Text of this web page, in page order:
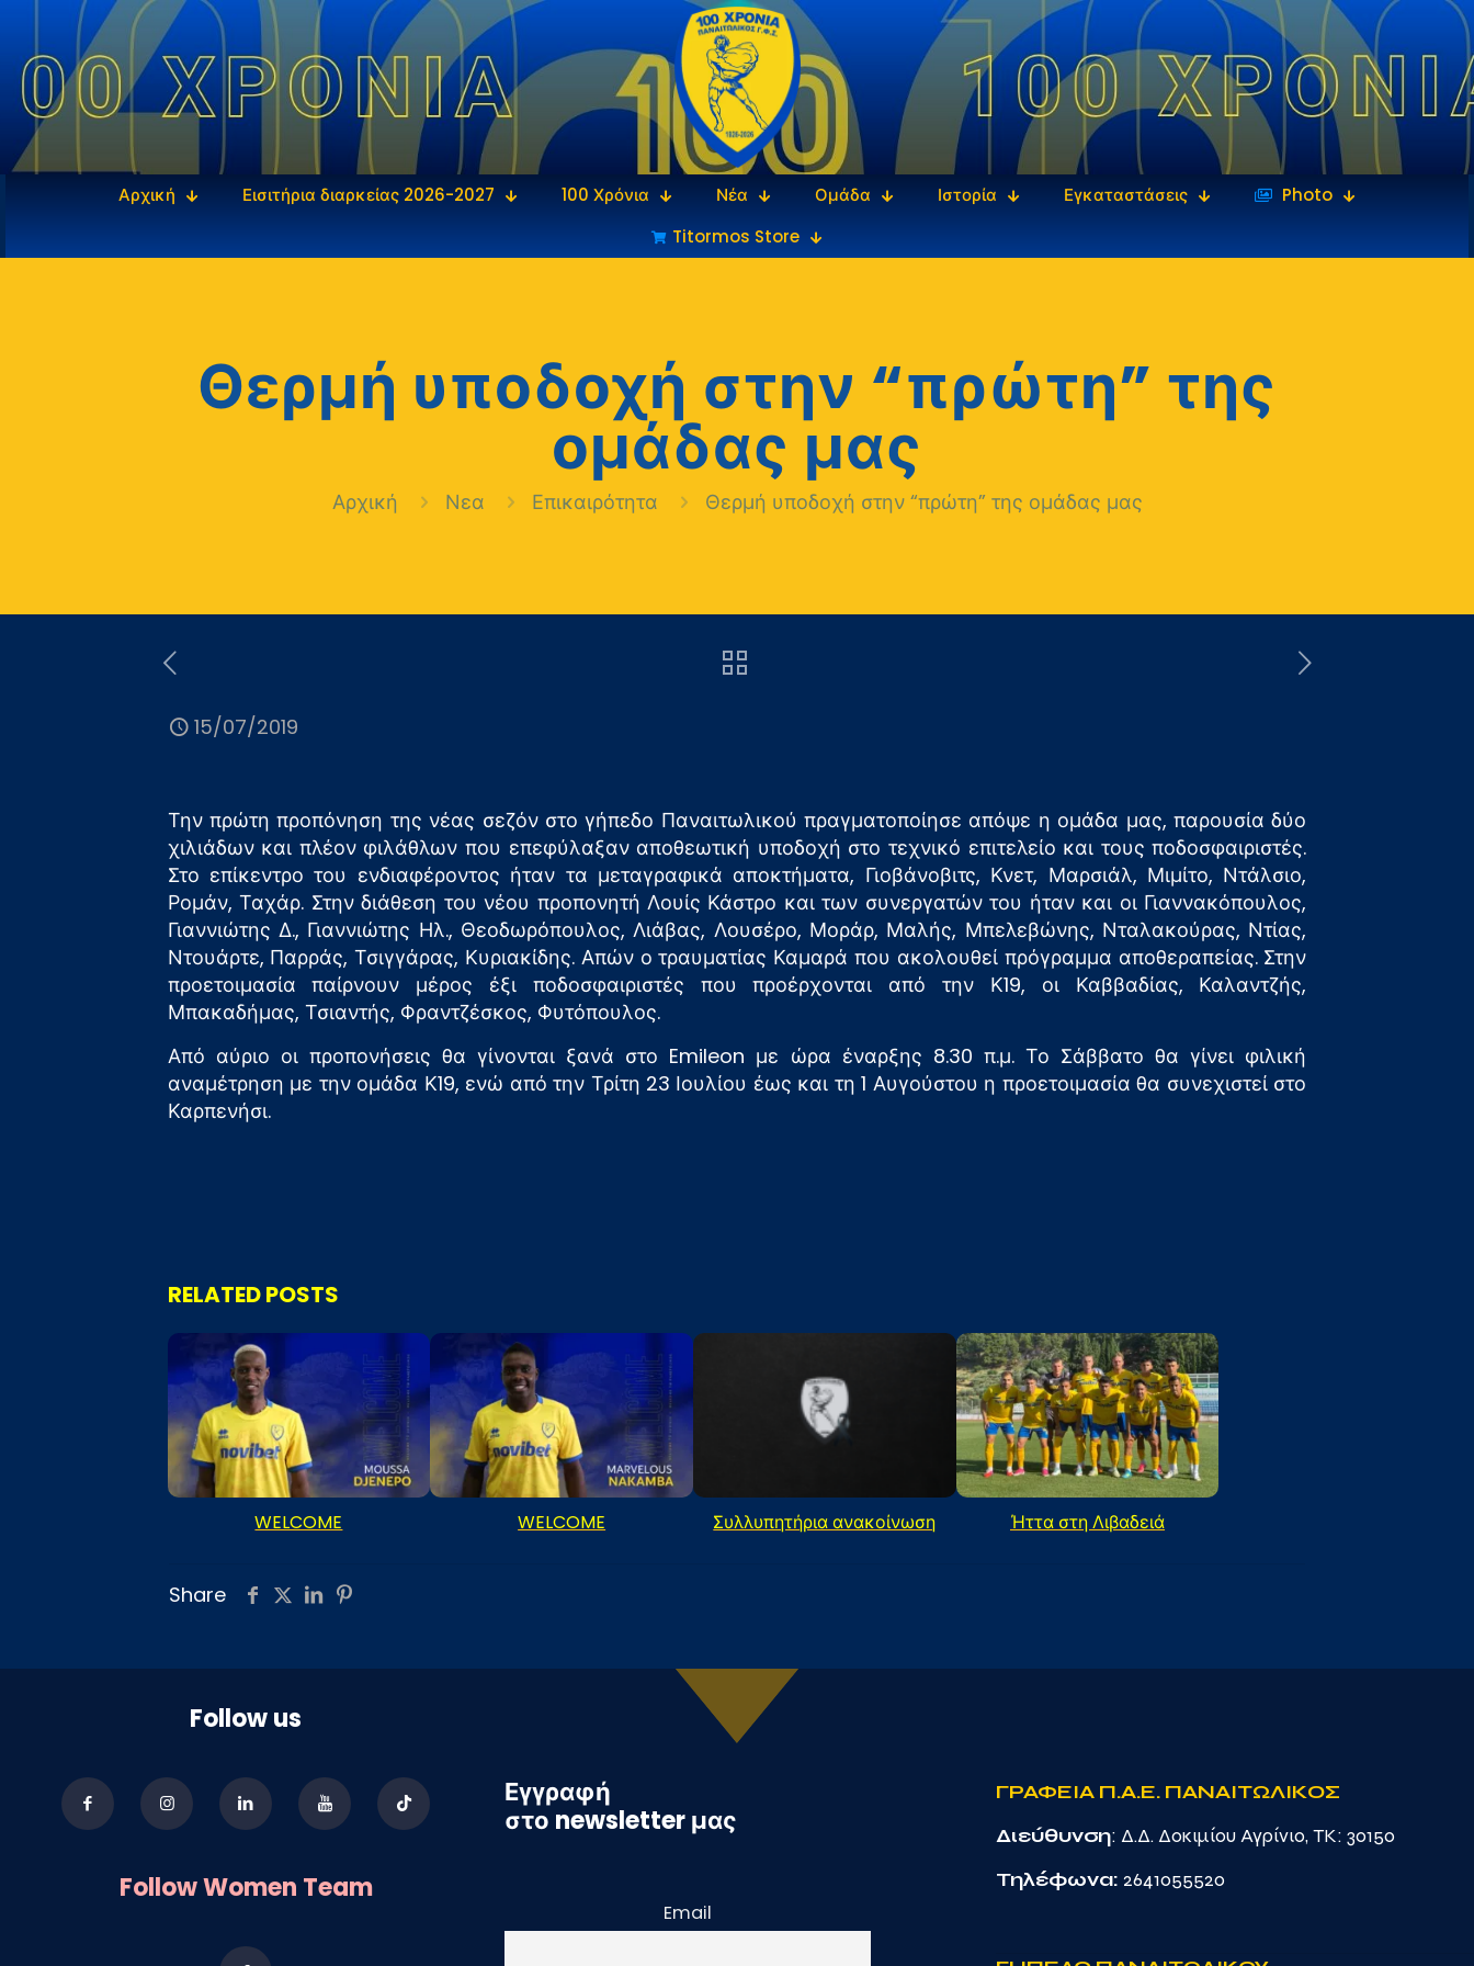
Αρχική Εισιτήρια διαρκείας 2026-2027 100 Χρόνια Νέα Ομάδα Ιστορία Εγκαταστάσεις
‎‏‏‎ ‎Photo
Titormos Store
Θερμή υποδοχή στην “πρώτη” της
ομάδας μας
Αρχική Νεα Επικαιρότητα Θερμή υποδοχή στην “πρώτη” της ομάδας μας
15/07/2019
Την πρώτη προπόνηση της νέας σεζόν στο γήπεδο Παναιτωλικού πραγματοποίησε απόψε η ομάδα μας, παρουσία δύο
χιλιάδων και πλέον φιλάθλων που επεφύλαξαν αποθεωτική υποδοχή στο τεχνικό επιτελείο και τους ποδοσφαιριστές.
Στο επίκεντρο του ενδιαφέροντος ήταν τα μεταγραφικά αποκτήματα, Γιοβάνοβιτς, Κνετ, Μαρσιάλ, Μιμίτο, Ντάλσιο,
Ρομάν, Ταχάρ. Στην διάθεση του νέου προπονητή Λουίς Κάστρο και των συνεργατών του ήταν και οι Γιαννακόπουλος,
Γιαννιώτης Δ., Γιαννιώτης Ηλ., Θεοδωρόπουλος, Λιάβας, Λουσέρο, Μοράρ, Μαλής, Μπελεβώνης, Νταλακούρας, Ντίας,
Ντουάρτε, Παρράς, Τσιγγάρας, Κυριακίδης. Απών ο τραυματίας Καμαρά που ακολουθεί πρόγραμμα αποθεραπείας. Στην
προετοιμασία παίρνουν μέρος έξι ποδοσφαιριστές που προέρχονται από την Κ19, οι Καββαδίας, Καλαντζής,
Μπακαδήμας, Τσιαντής, Φραντζέσκος, Φυτόπουλος.
Από αύριο οι προπονήσεις θα γίνονται ξανά στο Emileon με ώρα έναρξης 8.30 π.μ. Το Σάββατο θα γίνει φιλική
αναμέτρηση με την ομάδα Κ19, ενώ από την Τρίτη 23 Ιουλίου έως και τη 1 Αυγούστου η προετοιμασία θα συνεχιστεί στο
Καρπενήσι.
RELATED POSTS
WELCOME WELCOME Συλλυπητήρια ανακοίνωση Ήττα στη Λιβαδειά
Share
Follow us
Follow Women Team
Εγγραφή
στο newsletter μας
Email
ΓΡΑΦΕΙΑ Π.Α.Ε. ΠΑΝΑΙΤΩΛΙΚΟΣ
Διεύθυνση: Δ.Δ. Δοκιμίου Αγρίνιο, TK: 30150
Τηλέφωνα: 2641055520